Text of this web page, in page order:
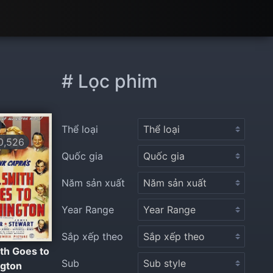
Goes to
# Lọc phim
Thể loại
Quốc gia
Năm sản xuất
Year Range
Sắp xếp theo
Sub